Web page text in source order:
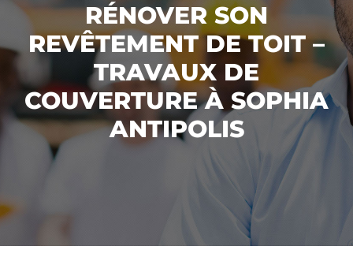
RÉNOVER SON
REVÊTEMENT DE TOIT –
TRAVAUX DE
COUVERTURE À SOPHIA
ANTIPOLIS